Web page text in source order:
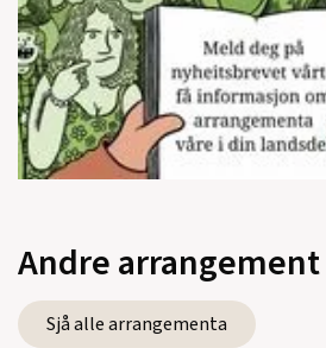
Andre arrangement
Sjå alle arrangementa